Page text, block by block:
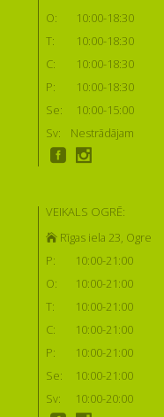
O:
10:00-18:30
T:
10:00-18:30
C:
10:00-18:30
P:
10:00-18:30
Se:
10:00-15:00
Sv:
Nestrādājam
VEIKALS OGRĒ:
Rīgas iela 23, Ogre
P:
10:00-21:00
O:
10:00-21:00
T:
10:00-21:00
C:
10:00-21:00
P:
10:00-21:00
Se:
10:00-21:00
Sv:
10:00-20:00